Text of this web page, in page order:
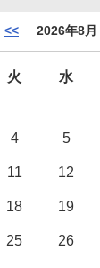
<< 2026年8月
火 水
4 5
11 12
18 19
25 26